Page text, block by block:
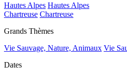
Hautes Alpes Hautes Alpes
Chartreuse Chartreuse
Grands Thèmes
Vie Sauvage, Nature, Animaux Vie
Dates